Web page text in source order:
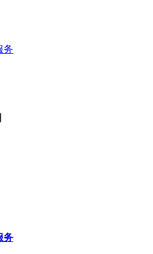
务
务